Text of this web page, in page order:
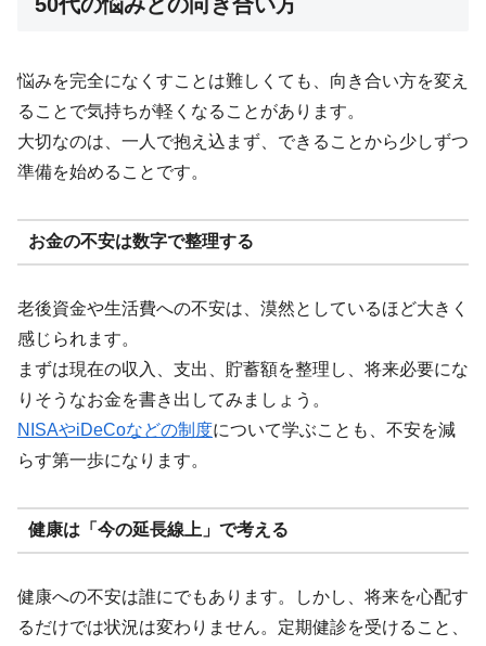
悩みを完全になくすことは難しくても、向き合い方を変え
ることで気持ちが軽くなることがあります。
大切なのは、一人で抱え込まず、できることから少しずつ
準備を始めることです。
お金の不安は数字で整理する
老後資金や生活費への不安は、漠然としているほど大きく
感じられます。
まずは現在の収入、支出、貯蓄額を整理し、将来必要にな
りそうなお金を書き出してみましょう。
NISAやiDeCoなどの制度について学ぶことも、不安を減
らす第一歩になります。
健康は「今の延長線上」で考える
健康への不安は誰にでもあります。しかし、将来を心配す
るだけでは状況は変わりません。定期健診を受けること、